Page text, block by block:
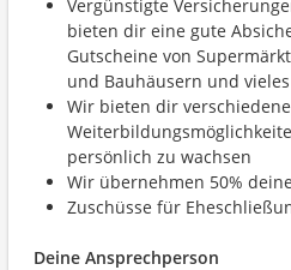
Vergünstigte
bieten dir eine gute
Gutscheine von
und Bauhäusern und
Wir bieten dir verschiedene
persönlich zu wachsen
Wir übernehmen 50%
Zuschüsse für
Deine Ansprechperson